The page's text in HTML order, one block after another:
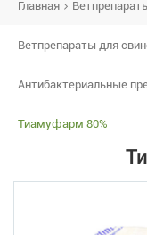
Главная
Ветпрепараты для
Антибактериальные
Тиамуфарм 80%